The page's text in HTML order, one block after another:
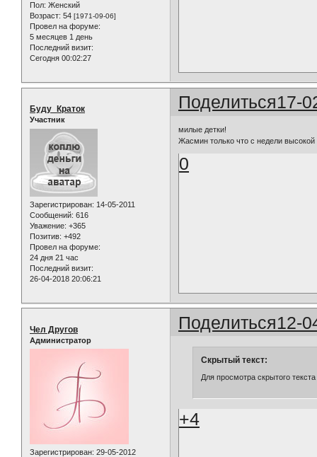
Пол: Женский
Возраст: 54 [1971-09-06]
Провел на форуме:
5 месяцев 1 день
Последний визит:
Сегодня 00:02:27
Поделиться17-
Буду_Краток
Участник
Зарегистрирован: 14-05-2011
Сообщений: 616
Уважение: +365
Позитив: +492
Провел на форуме:
24 дня 21 час
Последний визит:
26-04-2018 20:06:21
милые детки!
Жасмин только что с недели
0
Поделиться12-
Чел Другов
Администратор
Зарегистрирован: 29-05-2012
Скрытый текст:
Для просмотра скрытого
+4